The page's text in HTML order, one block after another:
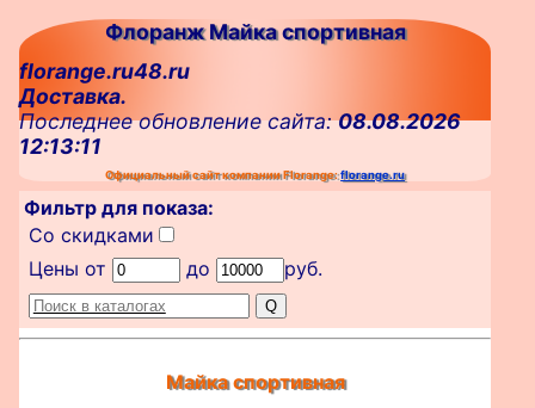
Флоранж Майка спортивная
florange.ru48.ru
Доставка.
Последнее обновление сайта:08.08.2026
12:13:11
Официальный сайт компании Florange:florange.ru
Фильтр для показа:
Со скидками
Цены от
до руб.
Майка спортивная